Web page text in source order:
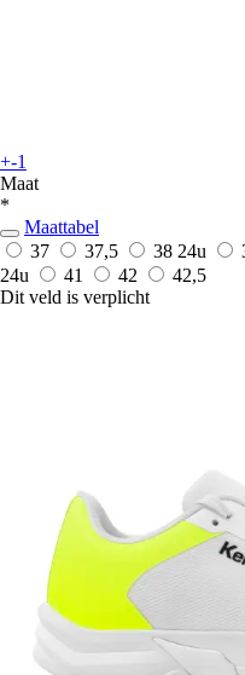
+-1
Maat
*
Maattabel
37
37,5 38 24u
24u
41 42
42,5
Dit veld is verplicht